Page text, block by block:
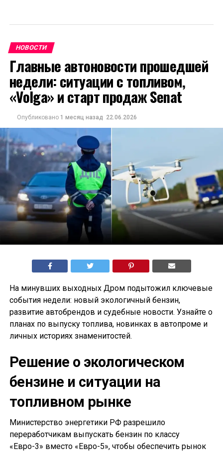
НОВОСТИ
Главные автоновости прошедшей
недели: ситуации с топливом,
«Volga» и старт продаж Senat
Опубликовано 1 месяц назад 22.06.2026
На минувших выходных Дром подытожил ключевые
события недели: новый экологичный бензин,
развитие автобрендов и судебные новости. Узнайте о
планах по выпуску топлива, новинках в автопроме и
личных историях знаменитостей.
Решение о экологическом
бензине и ситуации на
топливном рынке
Министерство энергетики РФ разрешило
переработчикам выпускать бензин по классу
«Евро-3» вместо «Евро-5», чтобы обеспечить рынок